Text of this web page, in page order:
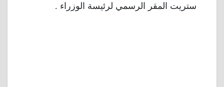
ستريت المقر الرسمي لرئيسة الوزراء .